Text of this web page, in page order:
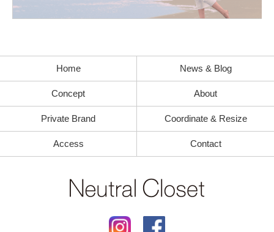
Home News & Blog
Concept About
Private Brand Coordinate & Resize
Access Contact